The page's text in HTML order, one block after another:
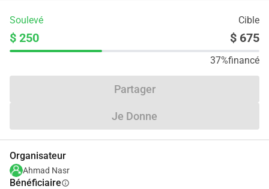
Soulevé Cible
$ 250 $ 675
37%financé
Partager
Je Donne
Organisateur
Ahmad Nasr
Bénéficiaireinfo